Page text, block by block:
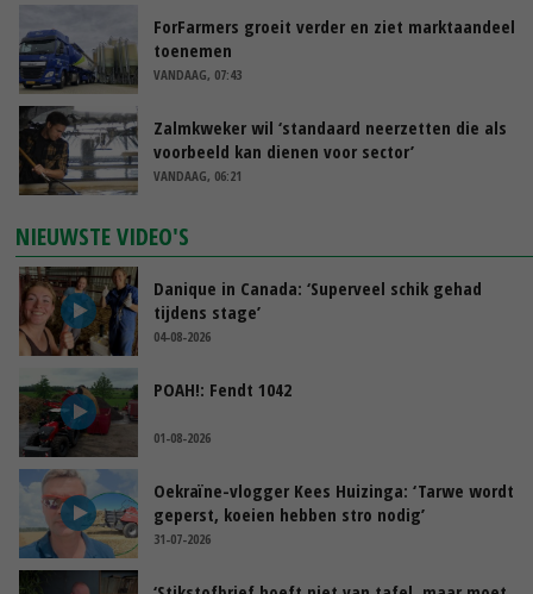
ForFarmers groeit verder en ziet marktaandeel
toenemen
VANDAAG, 07:43
Zalmkweker wil ‘standaard neerzetten die als
voorbeeld kan dienen voor sector’
VANDAAG, 06:21
NIEUWSTE VIDEO'S
Danique in Canada: ‘Superveel schik gehad
tijdens stage’
04-08-2026
POAH!: Fendt 1042
01-08-2026
Oekraïne-vlogger Kees Huizinga: ‘Tarwe wordt
geperst, koeien hebben stro nodig’
31-07-2026